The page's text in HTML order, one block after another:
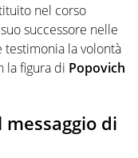
nel corso
successore nelle
la volontà
la figura di Popovich
di